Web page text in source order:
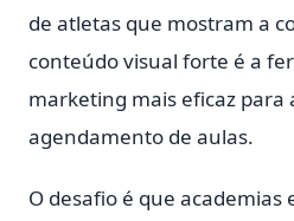
de atletas que mostram a
conteúdo visual forte é a
marketing mais eficaz para
agendamento de aulas.
O desafio é que academias